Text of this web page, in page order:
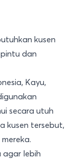
kusen
dan
Kayu,
secara utuh
kusen tersebut,
agar lebih